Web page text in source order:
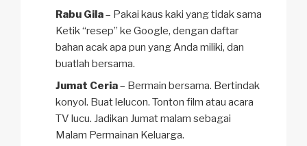
Rabu Gila– Pakai kaus kaki yang tidak sama
Ketik “resep” ke Google, dengan daftar
bahan acak apa pun yang Anda miliki, dan
buatlah bersama.
Jumat Ceria– Bermain bersama. Bertindak
konyol. Buat lelucon. Tonton film atau acara
TV lucu. Jadikan Jumat malam sebagai
Malam Permainan Keluarga.